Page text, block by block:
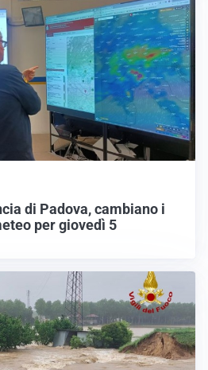
di Padova, cambiano i
per giovedì 5